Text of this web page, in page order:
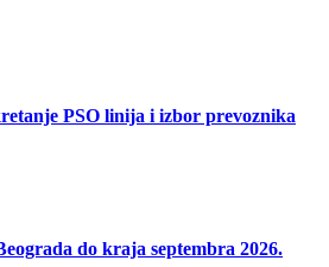
PSO linija i izbor prevoznika
do kraja septembra 2026.